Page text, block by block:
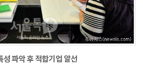
파악 후 적합기업 알선